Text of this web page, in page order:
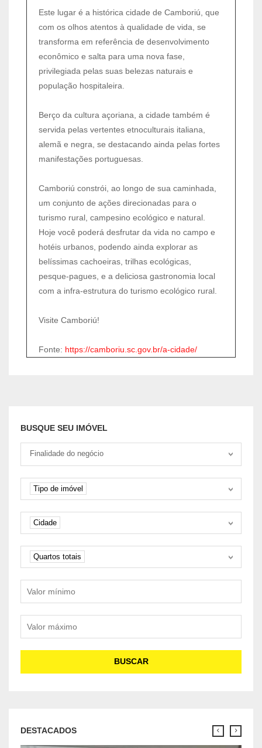
Este lugar é a histórica cidade de Camboriú, que
com os olhos atentos à qualidade de vida, se
transforma em referência de desenvolvimento
econômico e salta para uma nova fase,
privilegiada pelas suas belezas naturais e
população hospitaleira.
Berço da cultura açoriana, a cidade também é
servida pelas vertentes etnoculturais italiana,
alemã e negra, se destacando ainda pelas fortes
manifestações portuguesas.
Camboriú constrói, ao longo de sua caminhada,
um conjunto de ações direcionadas para o
turismo rural, campesino ecológico e natural.
Hoje você poderá desfrutar da vida no campo e
hotéis urbanos, podendo ainda explorar as
belíssimas cachoeiras, trilhas ecológicas,
pesque-pagues, e a deliciosa gastronomia local
com a infra-estrutura do turismo ecológico rural.
Visite Camboriú!
Fonte: https://camboriu.sc.gov.br/a-cidade/
BUSQUE SEU IMÓVEL
Tipo negociação
Finalidade do negócio
Tipo de imóvel
Tipo de imóvel
Cidade
Cidade
Quartos
Quartos totais
BUSCAR
DESTACADOS